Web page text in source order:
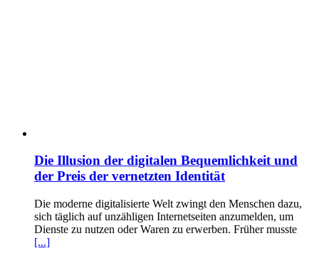
Die Illusion der digitalen Bequemlichkeit und
der Preis der vernetzten Identität
Die moderne digitalisierte Welt zwingt den Menschen dazu,
sich täglich auf unzähligen Internetseiten anzumelden, um
Dienste zu nutzen oder Waren zu erwerben. Früher musste
[...]